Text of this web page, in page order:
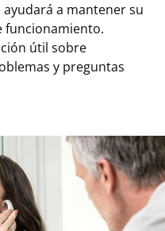
a mantener su
funcionamiento.
útil sobre
y preguntas